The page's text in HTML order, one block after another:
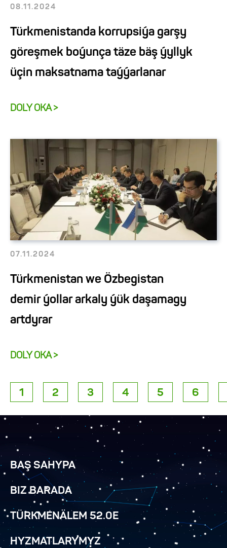
08.11.2024
Türkmenistanda korrupsiýa garşy
göreşmek boýunça täze bäş ýyllyk
üçin maksatnama taýýarlanar
DOLY OKA >
07.11.2024
Türkmenistan we Özbegistan
demir ýollar arkaly ýük daşamagy
artdyrar
DOLY OKA >
1 2 3 4 5 6
BAŞ SAHYPA
BIZ BARADA
TÜRKMENÄLEM 52.0E
HYZMATLARYMYZ